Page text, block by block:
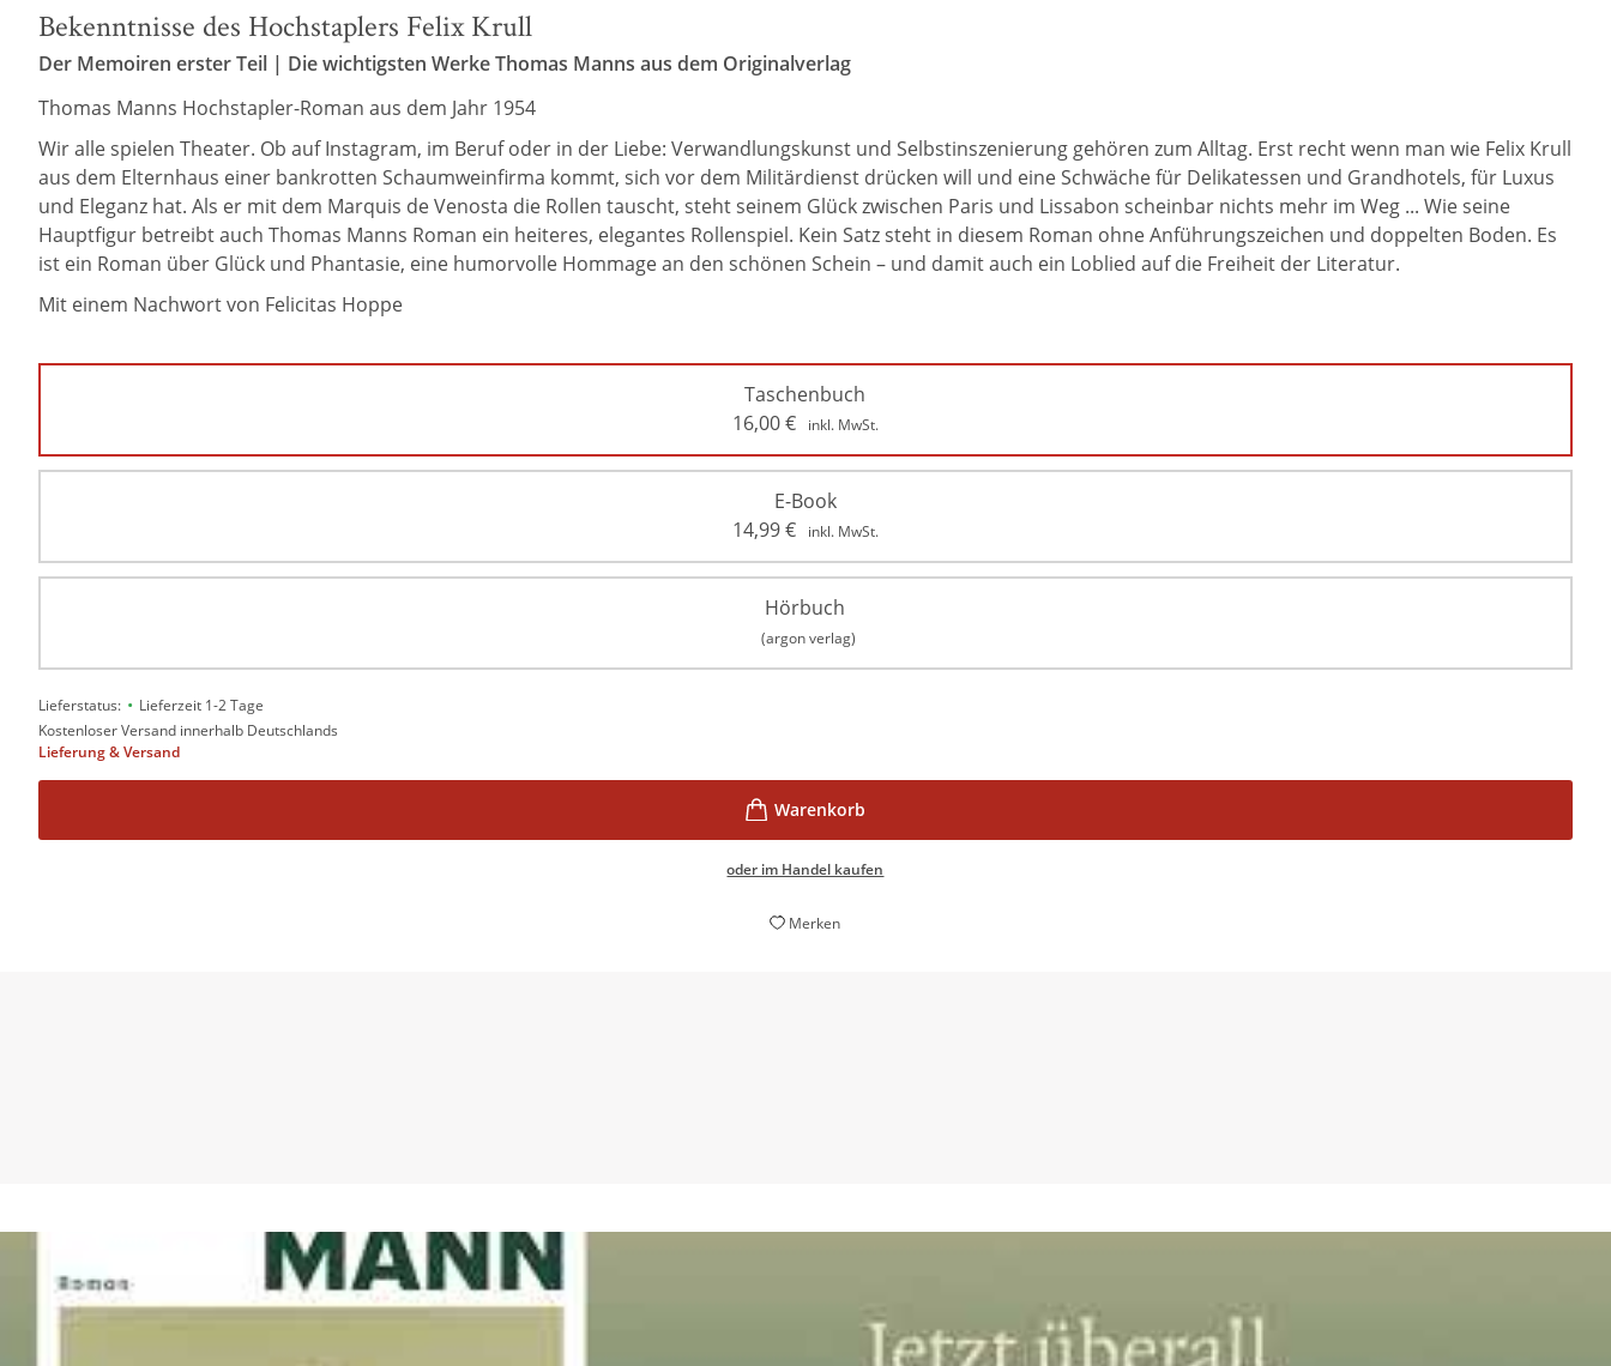
Bekenntnisse des Hochstaplers Felix Krull
Der Memoiren erster Teil | Die wichtigsten Werke Thomas Manns aus dem Originalverlag
Thomas Manns Hochstapler-Roman aus dem Jahr 1954
Wir alle spielen Theater. Ob auf Instagram, im Beruf oder in der Liebe: Verwandlungskunst und Selbstinszenierung gehören zum Alltag. Erst recht wenn man wie Felix Krull
aus dem Elternhaus einer bankrotten Schaumweinfirma kommt, sich vor dem Militärdienst drücken will und eine Schwäche für Delikatessen und Grandhotels, für Luxus
und Eleganz hat. Als er mit dem Marquis de Venosta die Rollen tauscht, steht seinem Glück zwischen Paris und Lissabon scheinbar nichts mehr im Weg ... Wie seine
Hauptfigur betreibt auch Thomas Manns Roman ein heiteres, elegantes Rollenspiel. Kein Satz steht in diesem Roman ohne Anführungszeichen und doppelten Boden. Es
ist ein Roman über Glück und Phantasie, eine humorvolle Hommage an den schönen Schein – und damit auch ein Loblied auf die Freiheit der Literatur.
Mit einem Nachwort von Felicitas Hoppe
Taschenbuch
16,00€ inkl. MwSt.
E-Book
14,99€ inkl. MwSt.
Hörbuch
(argon verlag)
Lieferstatus: • Lieferzeit 1-2 Tage
Kostenloser Versand innerhalb Deutschlands
Lieferung & Versand
oder im Handel kaufen
Merken